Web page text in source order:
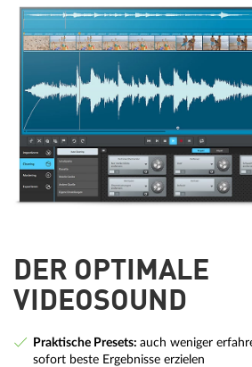
DER OPTIMALE
VIDEOSOUND
Praktische Presets: auch weniger
sofort beste Ergebnisse erzielen